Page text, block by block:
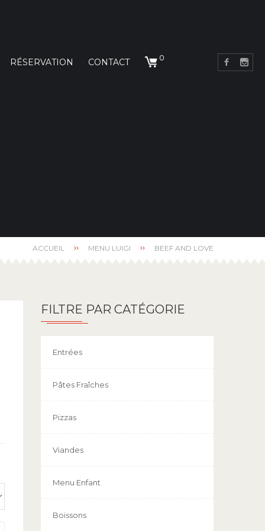
RÉSERVATION CONTACT 0
ACCUEIL MENU LUIGI BEEF AND LOVE
FILTRE PAR CATÉGORIE
Entrées
Pâtes Fraîches
Pizzas
Viandes
Menu Enfant
Boissons